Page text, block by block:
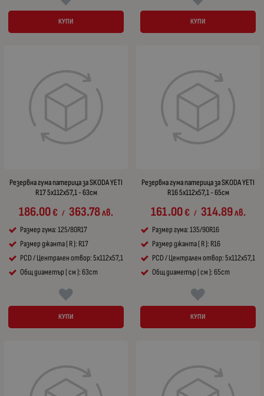
КУПИ КУПИ
Резервна гума патерица за SKODA YETI
R17 5x112x57,1 - 63см
186.00€ / 363.78лв.
Размер гума: 125/80R17
Размер джанта ( R ): R17
PCD / Централен отвор: 5x112x57,1
Общ диаметър ( см ): 63cm
КУПИ
Резервна гума патерица за SKODA YETI
R16 5x112x57,1 - 65см
161.00€ / 314.89лв.
Размер гума: 135/90R16
Размер джанта ( R ): R16
PCD / Централен отвор: 5x112x57,1
Общ диаметър ( см ): 65cm
КУПИ